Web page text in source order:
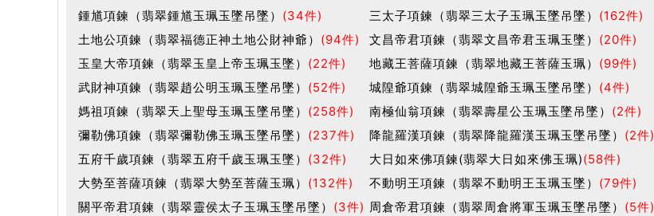
鍾馗項鍊（翡翠鍾馗玉珮玉墜吊墜） (34件) 三太子項鍊（翡翠三太子玉珮玉墜吊墜） (162件)
土地公項鍊（翡翠福德正神土地公財神爺） (94件) 文昌帝君項鍊（翡翠文昌帝君玉珮玉墜） (20件)
玉皇大帝項鍊（翡翠玉皇上帝玉珮玉墜） (22件) 地藏王菩薩項鍊（翡翠地藏王菩薩玉珮） (99件)
武財神項鍊（翡翠趙公明玉珮玉墜吊墜） (52件) 城隍爺項鍊（翡翠城隍爺玉珮玉墜吊墜） (4件)
媽祖項鍊（翡翠天上聖母玉珮玉墜吊墜） (258件) 南極仙翁項鍊（翡翠壽星公玉珮玉墜吊墜） (2件)
彌勒佛項鍊（翡翠彌勒佛玉珮玉墜吊墜） (237件) 降龍羅漢項鍊（翡翠降龍羅漢玉珮玉墜吊墜） (2件)
五府千歲項鍊（翡翠五府千歲玉珮玉墜） (32件) 大日如來佛項鍊(翡翠大日如來佛玉珮)(58件)
大勢至菩薩項鍊（翡翠大勢至菩薩玉珮） (132件) 不動明王項鍊（翡翠不動明王玉珮玉墜） (79件)
關平帝君項鍊（翡翠靈侯太子玉珮玉墜吊墜） (3件) 周倉帝君項鍊（翡翠周倉將軍玉珮玉墜吊墜） (5件)